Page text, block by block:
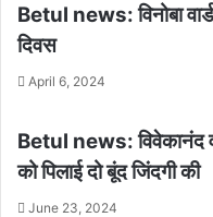
Betul news: विनोबा
दिवस
April 6, 2024
Betul news: विवेकानंद
को पिलाई दो बूंद जिंदगी की
June 23, 2024